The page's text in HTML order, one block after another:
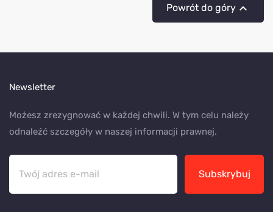
Powrót do góry
Newsletter
Możesz zrezygnować w każdej chwili. W tym celu należy
odnaleźć szczegóły w naszej informacji prawnej.
Subskrybuj